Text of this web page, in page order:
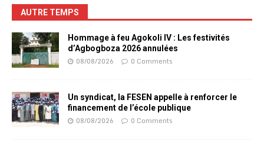
AUTRE TEMPS
Hommage à feu Agokoli IV : Les festivités
d’Agbogboza 2026 annulées
08/08/2026 0 Comments
Un syndicat, la FESEN appelle à renforcer le
financement de l’école publique
08/08/2026 0 Comments